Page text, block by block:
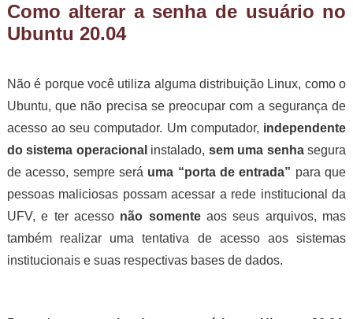
Como alterar a senha de usuário no
Ubuntu 20.04
Não é porque você utiliza alguma distribuição Linux, como o
Ubuntu, que não precisa se preocupar com a segurança de
acesso ao seu computador. Um computador, independente
do sistema operacional instalado, sem uma senhasegura
de acesso, sempre será uma “porta de entrada” para que
pessoas maliciosas possam acessar a rede institucional da
UFV, e ter acesso não somenteaos seus arquivos, mas
também realizar uma tentativa de acesso aos sistemas
institucionais e suas respectivas bases de dados.